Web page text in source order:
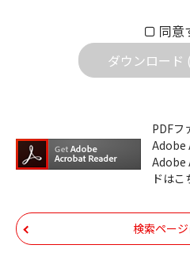
社は一切の責任を負い
ルの内容などの変更は
機器のコントロールコ
びその他すべてのダウ
いての著作権を含むす
帰属します。ダウンロ
個人で使用される以外
同意
ダウンロード
PDFフ
Adobe
Adobe
ドはこ
検索ペー